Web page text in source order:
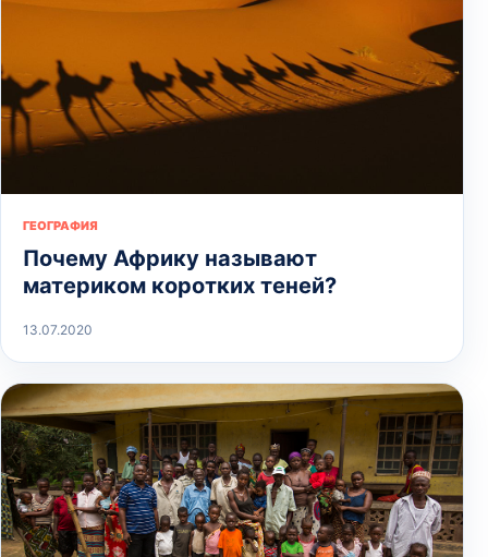
ГЕОГРАФИЯ
Почему Африку называют
материком коротких теней?
13.07.2020